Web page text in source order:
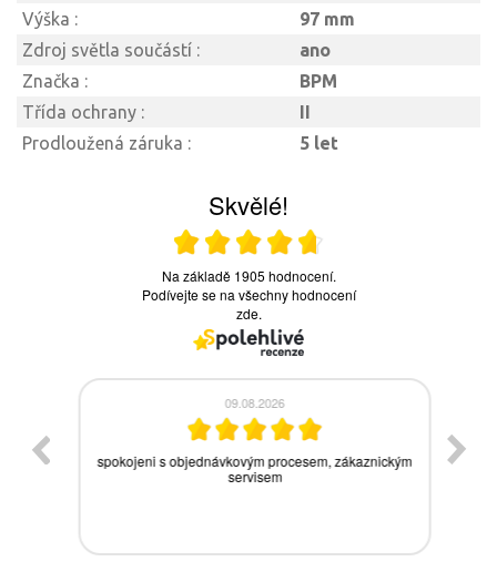
Výška :
97 mm
Zdroj světla součástí :
ano
Značka :
BPM
Třída ochrany :
II
Prodloužená záruka :
5 let